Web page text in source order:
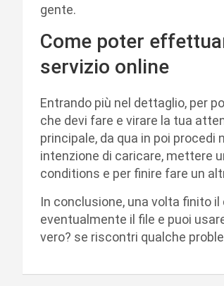
gente.
Come poter
servizio online
Entrando più nel dettaglio, per
che devi fare e virare la tua
principale, da qua in poi
intenzione di caricare, mettere
conditions e per finire fare un
In conclusione, una volta finito
eventualmente il file e puoi
vero? se riscontri qualche